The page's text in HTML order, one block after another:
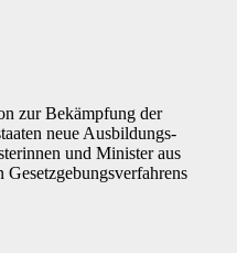
zur Bekämpfung der
neue Ausbildungs-
und Minister aus